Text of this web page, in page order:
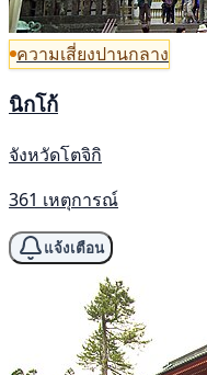
ความเสี่ยงปานกลาง
นิกโก้
จังหวัดโตจิกิ
361 เหตุการณ์
แจ้งเตือน